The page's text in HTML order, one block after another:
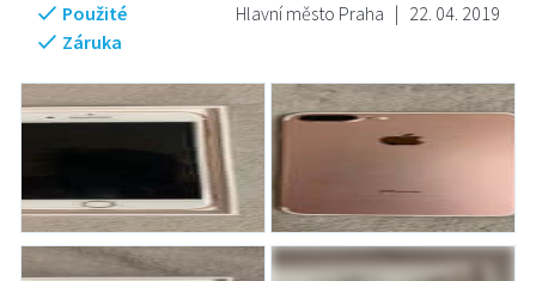
Hlavní město Praha | 22. 04. 2019
Použité
Záruka